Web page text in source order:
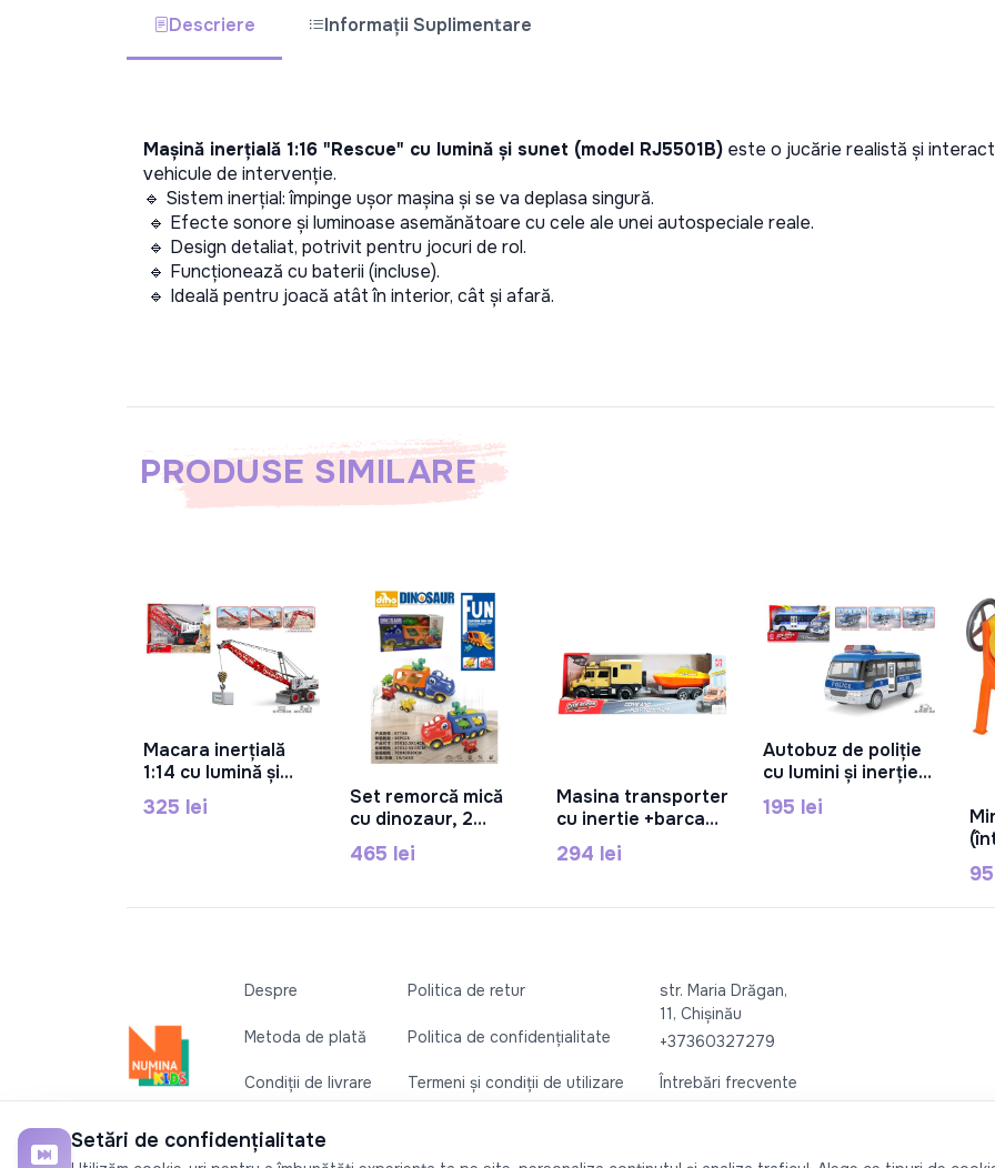
Descriere Informații Suplimentare
Mașină inerțială 1:16 "Rescue" cu lumină și sunet (model RJ5501B) este o jucărie realistă și
vehicule de intervenție.
🔹 Sistem inerțial: împinge ușor mașina și se va deplasa singură.
🔹 Efecte sonore și luminoase asemănătoare cu cele ale unei autospeciale reale.
🔹 Design detaliat, potrivit pentru jocuri de rol.
🔹 Funcționează cu baterii (incluse).
🔹 Ideală pentru joacă atât în interior, cât și afară.
PRODUSE SIMILARE
În Coș
Macara inerțială
1:14 cu lumină și
sunet RJ9811B
325 lei În Coș
Set remorcă mică
cu dinozaur, 2
culori, lumini,
sunet,cu baterie,
677A6
465 lei
În Coș
Masina transporter
cu inertie +barca
(lum/ sun), RJ5523-
1
294 lei
În Coș
Autobuz de poliție
cu lumini și inerție,
RJ5512A
195 lei
Despre Politica de retur
Metoda de plată Politica de confidențialitate
Condiții de livrare Termeni și condiții de utilizare
Întrebări frecvente
str. Maria Drăgan,
11, Chișinău
+37360327279
©2026 Numina Kids. Toate drepturile rezervate
Setări de confidențialitate